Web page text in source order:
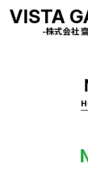
VISTA
-株式会社